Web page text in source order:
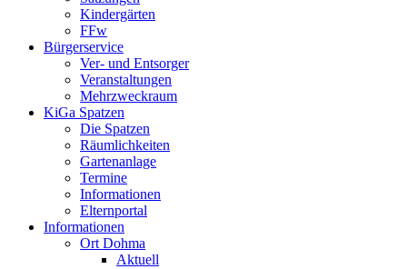
Kindergärten
FFw
Bürgerservice
Ver- und Entsorger
Veranstaltungen
Mehrzweckraum
KiGa Spatzen
Die Spatzen
Räumlichkeiten
Gartenanlage
Termine
Informationen
Elternportal
Informationen
Ort Dohma
Aktuell